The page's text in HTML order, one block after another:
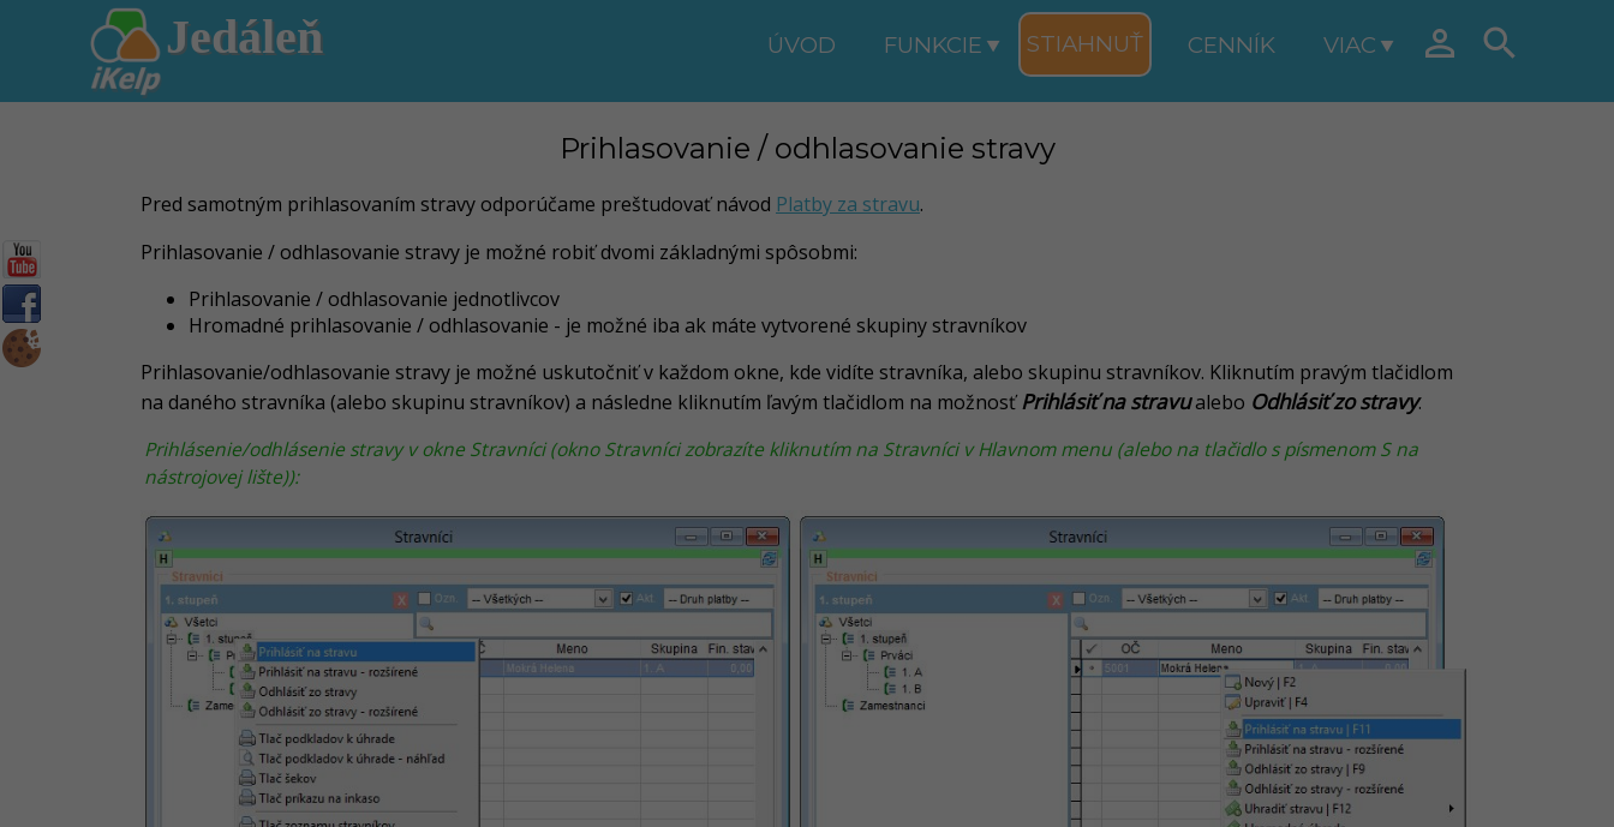
Jedáleň ÚVOD FUNKCIE STIAHNUŤ CENNÍK VIAC  
Prihlasovanie / odhlasovanie stravy
Pred samotným prihlasovaním stravy odporúčame preštudovať návod Platby za stravu.
Prihlasovanie / odhlasovanie stravy je možné robiť dvomi základnými spôsobmi:
Prihlasovanie / odhlasovanie jednotlivcov
Hromadné prihlasovanie / odhlasovanie - je možné iba ak máte vytvorené skupiny stravníkov
Prihlasovanie/odhlasovanie stravy je možné uskutočniť v každom okne, kde vidíte stravníka, alebo skupinu stravníkov. Kliknutím pravým tlačidlom
na daného stravníka (alebo skupinu stravníkov) a následne kliknutím ľavým tlačidlom na možnosťPrihlásiť na stravualebo Odhlásiť zo stravy.
Prihlásenie/odhlásenie stravy v okne Stravníci (okno Stravníci zobrazíte kliknutím na Stravníci v Hlavnom menu (alebo na tlačidlo s písmenom S na
nástrojovej lište)):